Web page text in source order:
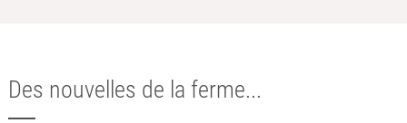
Des nouvelles de la ferme...